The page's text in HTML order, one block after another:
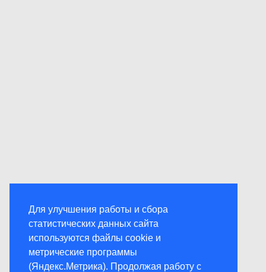
Для улучшения работы и сбора
статистических данных сайта
используются файлы cookie и
метрические программы
(Яндекс.Метрика). Продолжая работу с